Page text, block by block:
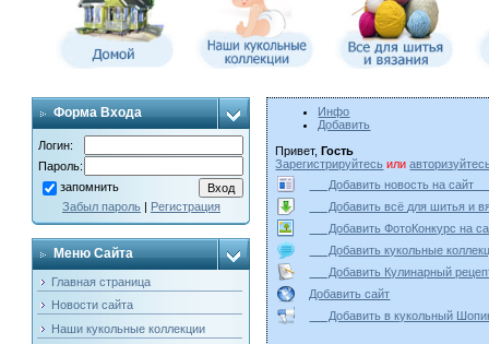
Форма Входа
Логин:
Пароль:
запомнить
Забыл пароль| Регистрация
Меню Сайта
Главная страница
Новости сайта
Наши кукольные коллекции
Инфо
Добавить
Привет,Гость
Зарегистрируйтесь или
Добавить новость на
Добавить всё для шитья и
Добавить ФотоКонкурс на
Добавить кукольные
Добавить Кулинарный
Добавить сайт
Добавить в кукольный